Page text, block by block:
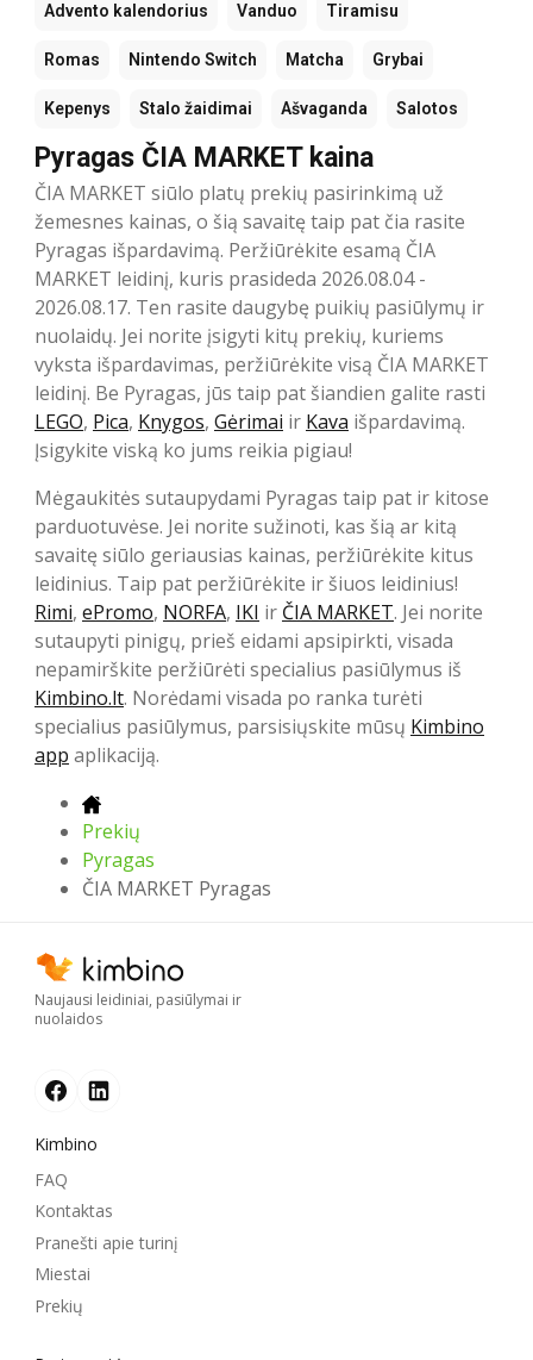
Advento kalendorius Vanduo Tiramisu
Romas Nintendo Switch Matcha Grybai
Kepenys Stalo žaidimai Ašvaganda Salotos
Pyragas ČIA MARKET kaina
ČIA MARKET siūlo platų prekių pasirinkimą už
žemesnes kainas, o šią savaitę taip pat čia rasite
Pyragas išpardavimą. Peržiūrėkite esamą ČIA
MARKET leidinį, kuris prasideda 2026.08.04 -
2026.08.17. Ten rasite daugybę puikių pasiūlymų ir
nuolaidų. Jei norite įsigyti kitų prekių, kuriems
vyksta išpardavimas, peržiūrėkite visą ČIA MARKET
leidinį. Be Pyragas, jūs taip pat šiandien galite rasti
LEGO, Pica, Knygos, Gėrimai ir Kava išpardavimą.
Įsigykite viską ko jums reikia pigiau!
Mėgaukitės sutaupydami Pyragas taip pat ir kitose
parduotuvėse. Jei norite sužinoti, kas šią ar kitą
savaitę siūlo geriausias kainas, peržiūrėkite kitus
leidinius. Taip pat peržiūrėkite ir šiuos leidinius!
Rimi, ePromo, NORFA, IKI ir ČIA MARKET. Jei norite
sutaupyti pinigų, prieš eidami apsipirkti, visada
nepamirškite peržiūrėti specialius pasiūlymus iš
Kimbino.lt. Norėdami visada po ranka turėti
specialius pasiūlymus, parsisiųskite mūsų Kimbino
app aplikaciją.
Prekių
Pyragas
ČIA MARKET Pyragas
Naujausi leidiniai, pasiūlymai ir
nuolaidos
Kimbino
FAQ
Kontaktas
Pranešti apie turinį
Miestai
Prekių